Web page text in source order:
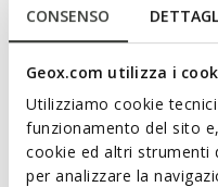
CONSENSO
Geox.com utilizza i
Utilizziamo cookie
funzionamento del sito
cookie ed altri strumenti
per analizzare la
Technologies
Learn about
shoes